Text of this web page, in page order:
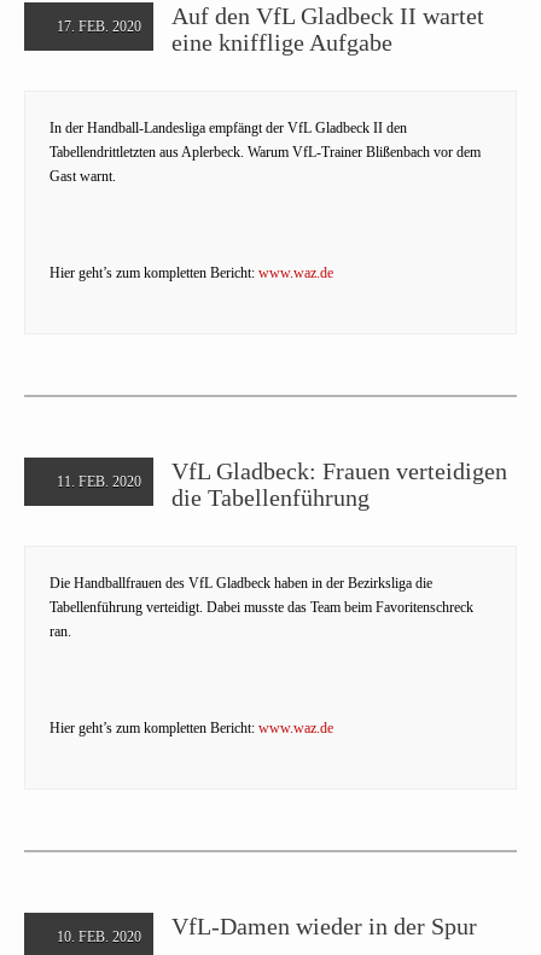
17. FEB. 2020
Auf den VfL Gladbeck II wartet
eine knifflige Aufgabe
In der Handball-Landesliga empfängt der VfL Gladbeck II den
Tabellendrittletzten aus Aplerbeck. Warum VfL-Trainer Blißenbach vor dem
Gast warnt.
Hier geht’s zum kompletten Bericht: www.waz.de
11. FEB. 2020
VfL Gladbeck: Frauen verteidigen
die Tabellenführung
Die Handballfrauen des VfL Gladbeck haben in der Bezirksliga die
Tabellenführung verteidigt. Dabei musste das Team beim Favoritenschreck
ran.
Hier geht’s zum kompletten Bericht: www.waz.de
10. FEB. 2020 VfL-Damen wieder in der Spur